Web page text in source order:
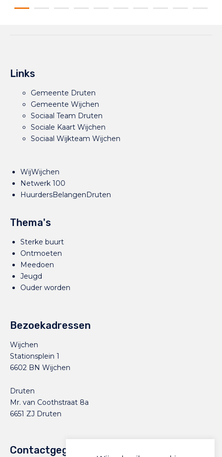
Links
Gemeente Druten
Gemeente Wijchen
Sociaal Team Druten
Sociale Kaart Wijchen
Sociaal Wijkteam Wijchen
WijWijchen
Netwerk 100
HuurdersBelangenDruten
Thema's
Sterke buurt
Ontmoeten
Meedoen
Jeugd
Ouder worden
Bezoekadressen
Wijchen
Stationsplein 1
6602 BN Wijchen
Druten
Mr. van Coothstraat 8a
6651 ZJ Druten
Contactgegevens